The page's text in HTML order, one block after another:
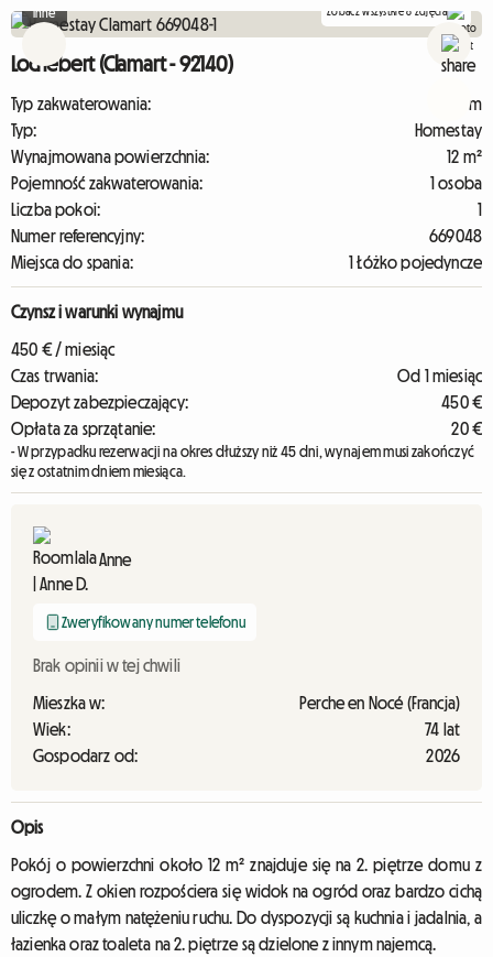
Inne Zobacz wszystkie 8 zdjęcia
Lochebert (Clamart - 92140)
Typ zakwaterowania:
Dom
Typ:
Homestay
Wynajmowana powierzchnia:
12 m²
Pojemność zakwaterowania:
1 osoba
Liczba pokoi:
1
Numer referencyjny:
669048
Miejsca do spania:
1 Łóżko pojedyncze
Czynsz i warunki wynajmu
450 € / miesiąc
Czas trwania:
Od 1 miesiąc
Depozyt zabezpieczający:
450 €
Opłata za sprzątanie:
20 €
- W przypadku rezerwacji na okres dłuższy niż 45 dni, wynajem musi zakończyć
się z ostatnim dniem miesiąca.
Anne
Zweryfikowany numer telefonu
Brak opinii w tej chwili
Mieszka w:
Perche en Nocé (Francja)
Wiek:
74 lat
Gospodarz od:
2026
Opis
Pokój o powierzchni około 12 m² znajduje się na 2. piętrze domu z
ogrodem. Z okien rozpościera się widok na ogród oraz bardzo cichą
uliczkę o małym natężeniu ruchu. Do dyspozycji są kuchnia i jadalnia, a
łazienka oraz toaleta na 2. piętrze są dzielone z innym najemcą.